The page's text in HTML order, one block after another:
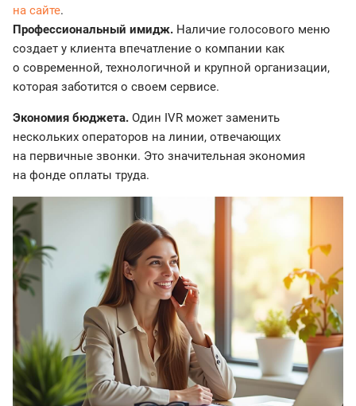
на сайте.
Профессиональный имидж. Наличие голосового меню
создает у клиента впечатление о компании как
о современной, технологичной и крупной организации,
которая заботится о своем сервисе.
Экономия бюджета. Один IVR может заменить
нескольких операторов на линии, отвечающих
на первичные звонки. Это значительная экономия
на фонде оплаты труда.